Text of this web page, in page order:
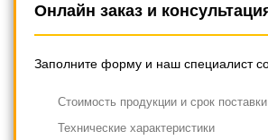
Онлайн заказ и
Заполните форму и наш специалист
Cтоимость продукции и срок поставки
Технические характеристики